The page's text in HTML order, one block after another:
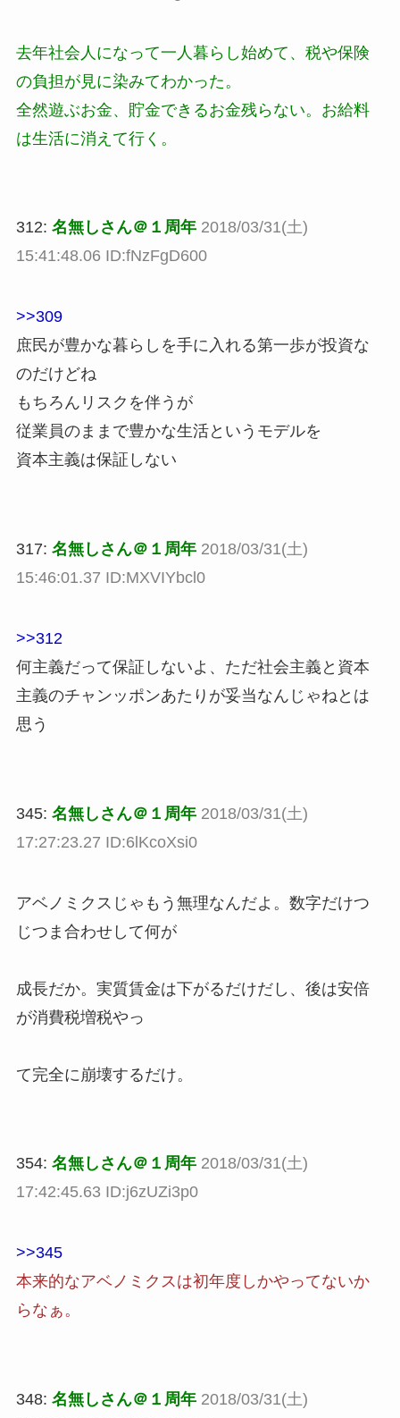
去年社会人になって一人暮らし始めて、税や保険
の負担が見に染みてわかった。
全然遊ぶお金、貯金できるお金残らない。お給料
は生活に消えて行く。
312: 名無しさん＠１周年 2018/03/31(土)
15:41:48.06 ID:fNzFgD600
>>309
庶民が豊かな暮らしを手に入れる第一歩が投資な
のだけどね
もちろんリスクを伴うが
従業員のままで豊かな生活というモデルを
資本主義は保証しない
317: 名無しさん＠１周年 2018/03/31(土)
15:46:01.37 ID:MXVIYbcl0
>>312
何主義だって保証しないよ、ただ社会主義と資本
主義のチャンッポンあたりが妥当なんじゃねとは
思う
345: 名無しさん＠１周年 2018/03/31(土)
17:27:23.27 ID:6lKcoXsi0
アベノミクスじゃもう無理なんだよ。数字だけつ
じつま合わせして何が
成長だか。実質賃金は下がるだけだし、後は安倍
が消費税増税やっ
て完全に崩壊するだけ。
354: 名無しさん＠１周年 2018/03/31(土)
17:42:45.63 ID:j6zUZi3p0
>>345
本来的なアベノミクスは初年度しかやってないか
らなぁ。
348: 名無しさん＠１周年 2018/03/31(土)